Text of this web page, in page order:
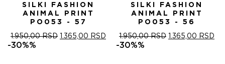
SILKI FASHION
ANIMAL PRINT
PO053 - 57
1.950,00RSD ОРИГИНАЛНА
1.365,00 RSD ТРЕНУТНА
ЦЕНА
-30%%
SILKI FASHION
ANIMAL PRINT
PO053 - 56
1.950,00RSD ОРИГИНАЛНА
1.365,00 RSD
-30%%